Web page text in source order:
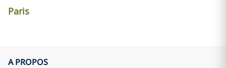
Paris
A PROPOS